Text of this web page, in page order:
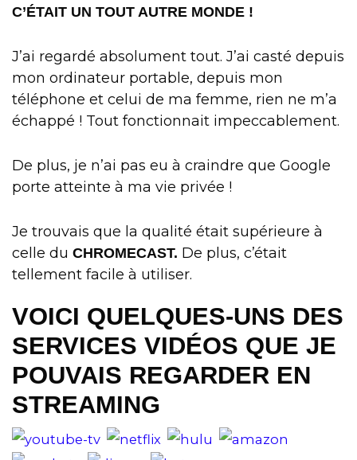
C’ÉTAIT UN TOUT AUTRE MONDE !
J’ai regardé absolument tout. J’ai casté depuis
mon ordinateur portable, depuis mon
téléphone et celui de ma femme, rien ne m’a
échappé ! Tout fonctionnait impeccablement.
De plus, je n’ai pas eu à craindre que Google
porte atteinte à ma vie privée !
Je trouvais que la qualité était supérieure à
celle du CHROMECAST. De plus, c’était
tellement facile à utiliser.
VOICI QUELQUES-UNS DES
SERVICES VIDÉOS QUE JE
POUVAIS REGARDER EN
STREAMING